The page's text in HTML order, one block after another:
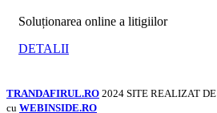
Soluționarea online a litigiilor
DETALII
TRANDAFIRUL.RO 2024 SITE REALIZAT DE
cu WEBINSIDE.RO